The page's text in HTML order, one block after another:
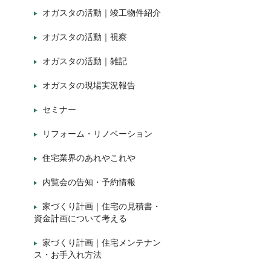
オガスタの活動｜竣工物件紹介
オガスタの活動｜視察
オガスタの活動｜雑記
オガスタの現場実況報告
セミナー
リフォーム・リノベーション
住宅業界のあれやこれや
内覧会の告知・予約情報
家づくり計画｜住宅の見積書・
資金計画について考える
家づくり計画｜住宅メンテナン
ス・お手入れ方法